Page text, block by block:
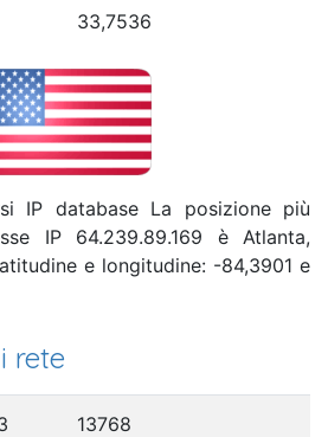
33,7536
IP database La posizione più
IP 64.239.89.169 è Atlanta,
e longitudine: -84,3901 e
rete
13768